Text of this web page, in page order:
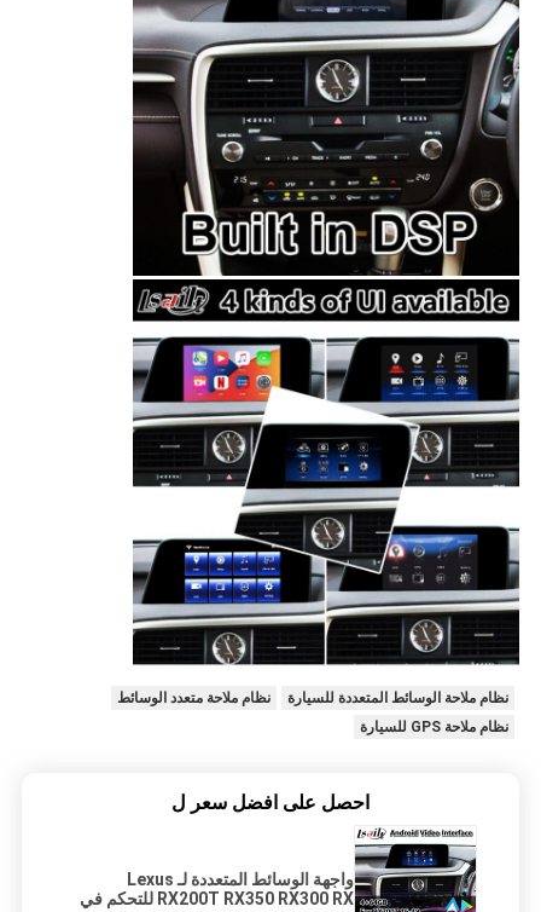
نظام ملاحة الوسائط المتعددة للسيارة
نظام ملاحة متعدد الوسائط
نظام ملاحة GPS للسيارة
احصل على افضل سعر ل
واجهة الوسائط المتعددة لـ Lexus
RX200T RX350 RX300 RX للتحكم في